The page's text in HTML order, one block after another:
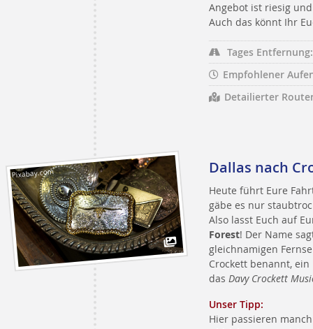
Angebot ist riesig
Auch das könnt Ihr
Tages Entfernung:
Empfohlener
Detailierter
Pixabay.com Dallas nach
Heute führt Eure
gäbe es nur
Also lasst Euch auf
Forest! Der Name
gleichnamigen
Crockett benannt,
das Davy Crockett
Unser Tipp:
Hier passieren